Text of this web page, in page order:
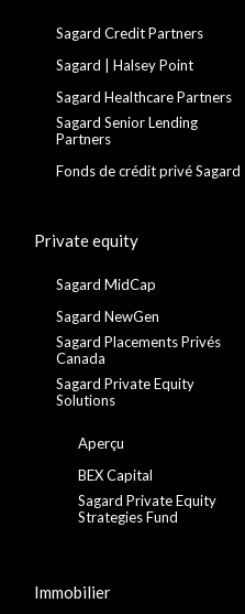
Sagard Credit Partners
Sagard | Halsey Point
Sagard Healthcare Partners
Sagard Senior Lending
Partners
Fonds de crédit privé Sagard
Private equity
Sagard MidCap
Sagard NewGen
Sagard Placements Privés
Canada
Sagard Private Equity
Solutions
Aperçu
BEX Capital
Sagard Private Equity
Strategies Fund
Immobilier